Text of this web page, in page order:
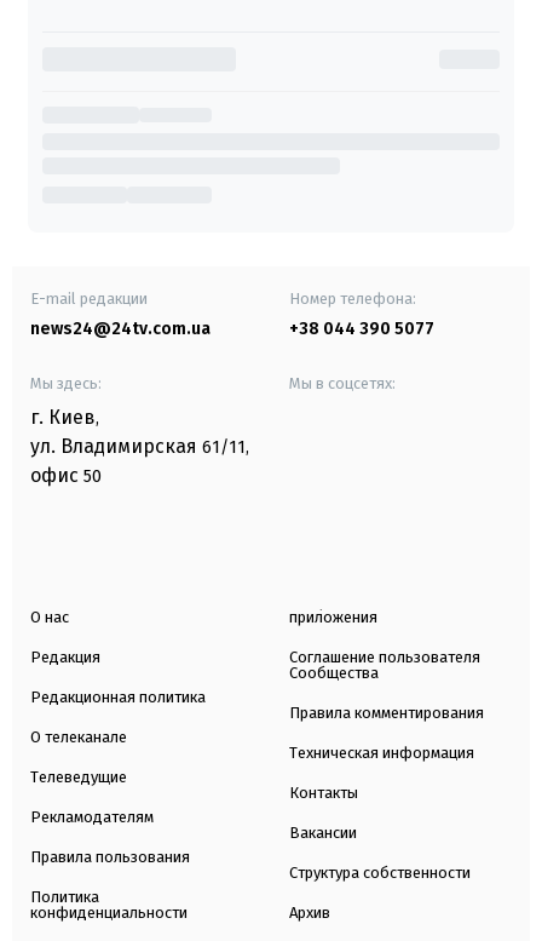
E-mail редакции
news24@24tv.com.ua
Номер телефона:
+38 044 390 5077
Мы здесь:
г. Киев,
ул. Владимирская 61/11,
офис 50
Мы в соцсетях:
О нас
Редакция
Редакционная политика
О телеканале
Телеведущие
Рекламодателям
Правила пользования
Политика
конфиденциальности
приложения
Соглашение пользователя
Сообщества
Правила комментирования
Техническая информация
Контакты
Вакансии
Структура собственности
Архив